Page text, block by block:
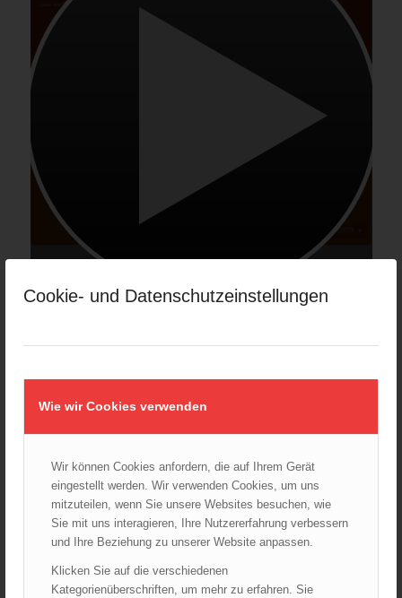
Cookie- und Datenschutzeinstellungen
Wie wir Cookies verwenden
Wir können Cookies anfordern, die auf Ihrem Gerät
eingestellt werden. Wir verwenden Cookies, um uns
mitzuteilen, wenn Sie unsere Websites besuchen, wie
Sie mit uns interagieren, Ihre Nutzererfahrung verbessern
und Ihre Beziehung zu unserer Website anpassen.
Klicken Sie auf die verschiedenen
Kategorienüberschriften, um mehr zu erfahren. Sie
ALLIANZ Versicherung Österreich unterstützt Präventionsarbeit
BOS-Drohnen
Downloads